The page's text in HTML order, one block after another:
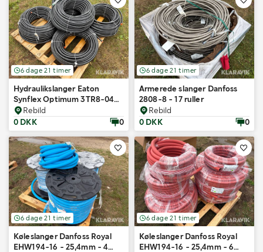
6 dage 21 timer
Hydraulikslanger Eaton
Synflex Optimum 3TR8-04
6,4mm - 5 ruller
Rebild
0 DKK
0
6 dage 21 timer
Armerede slanger Danfoss
2808-8 - 17 ruller
Rebild
0 DKK
0
6 dage 21 timer
Køleslanger Danfoss Royal
EHW194-16 - 25,4mm - 4
6 dage 21 timer
Køleslanger Danfoss Royal
EHW194-16 - 25,4mm - 6